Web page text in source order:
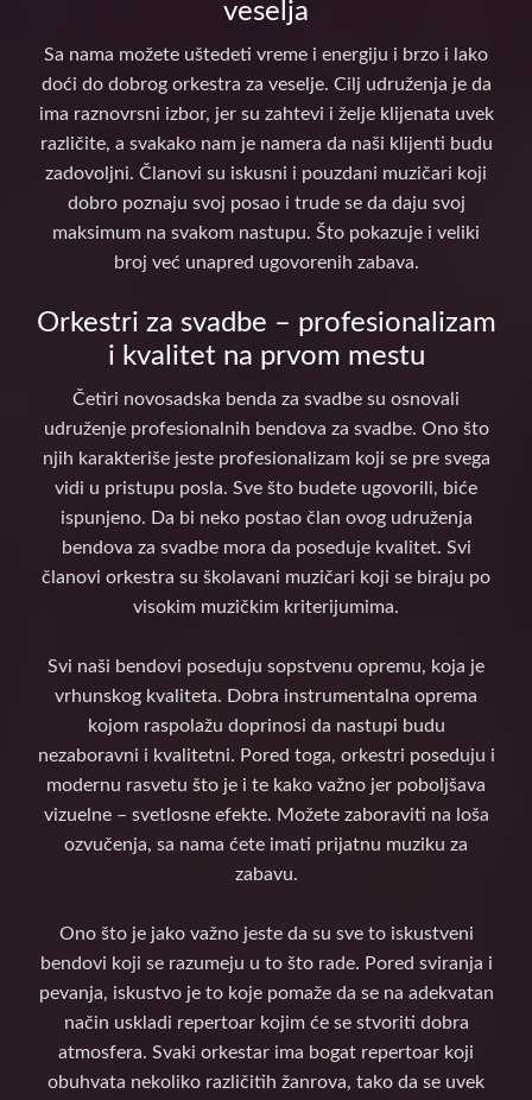
veselja
Sa nama možete uštedeti vreme i energiju i brzo i lako
doći do dobrog orkestra za veselje. Cilj udruženja je da
ima raznovrsni izbor, jer su zahtevi i želje klijenata uvek
različite, a svakako nam je namera da naši klijenti budu
zadovoljni. Članovi su iskusni i pouzdani muzičari koji
dobro poznaju svoj posao i trude se da daju svoj
maksimum na svakom nastupu. Što pokazuje i veliki
broj već unapred ugovorenih zabava.
Orkestri za svadbe – profesionalizam
i kvalitet na prvom mestu
Četiri novosadska benda za svadbe su osnovali
udruženje profesionalnih bendova za svadbe. Ono što
njih karakteriše jeste profesionalizam koji se pre svega
vidi u pristupu posla. Sve što budete ugovorili, biće
ispunjeno. Da bi neko postao član ovog udruženja
bendova za svadbe mora da poseduje kvalitet. Svi
članovi orkestra su školavani muzičari koji se biraju po
visokim muzičkim kriterijumima.
Svi naši bendovi poseduju sopstvenu opremu, koja je
vrhunskog kvaliteta. Dobra instrumentalna oprema
kojom raspolažu doprinosi da nastupi budu
nezaboravni i kvalitetni. Pored toga, orkestri poseduju i
modernu rasvetu što je i te kako važno jer poboljšava
vizuelne – svetlosne efekte. Možete zaboraviti na loša
ozvučenja, sa nama ćete imati prijatnu muziku za
zabavu.
Ono što je jako važno jeste da su sve to iskustveni
bendovi koji se razumeju u to što rade. Pored sviranja i
pevanja, iskustvo je to koje pomaže da se na adekvatan
način uskladi repertoar kojim će se stvoriti dobra
atmosfera. Svaki orkestar ima bogat repertoar koji
obuhvata nekoliko različitih žanrova, tako da se uvek